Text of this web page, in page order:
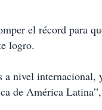
el récord para
logro.
a nivel
de América